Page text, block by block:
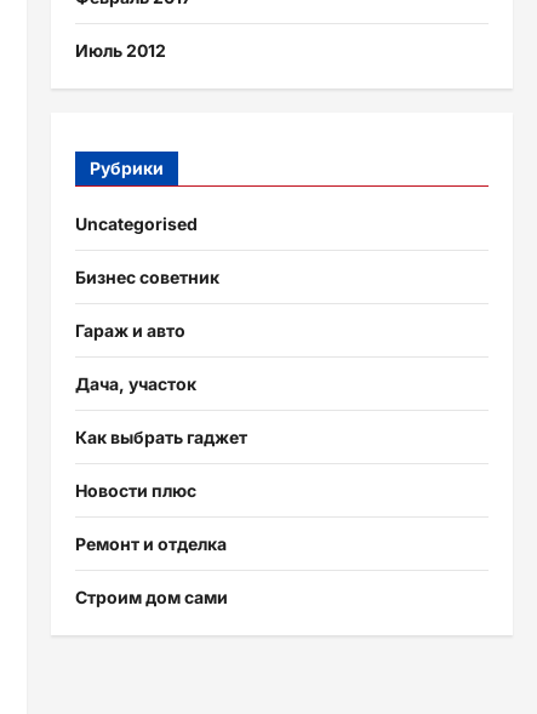
Июль 2012
Рубрики
Uncategorised
Бизнес советник
Гараж и авто
Дача, участок
Как выбрать гаджет
Новости плюс
Ремонт и отделка
Строим дом сами